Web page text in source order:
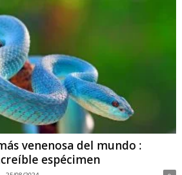
venenosa del mundo :
espécimen